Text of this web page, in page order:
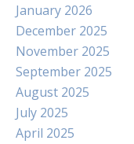
January 2026
December 2025
November 2025
September 2025
August 2025
July 2025
April 2025